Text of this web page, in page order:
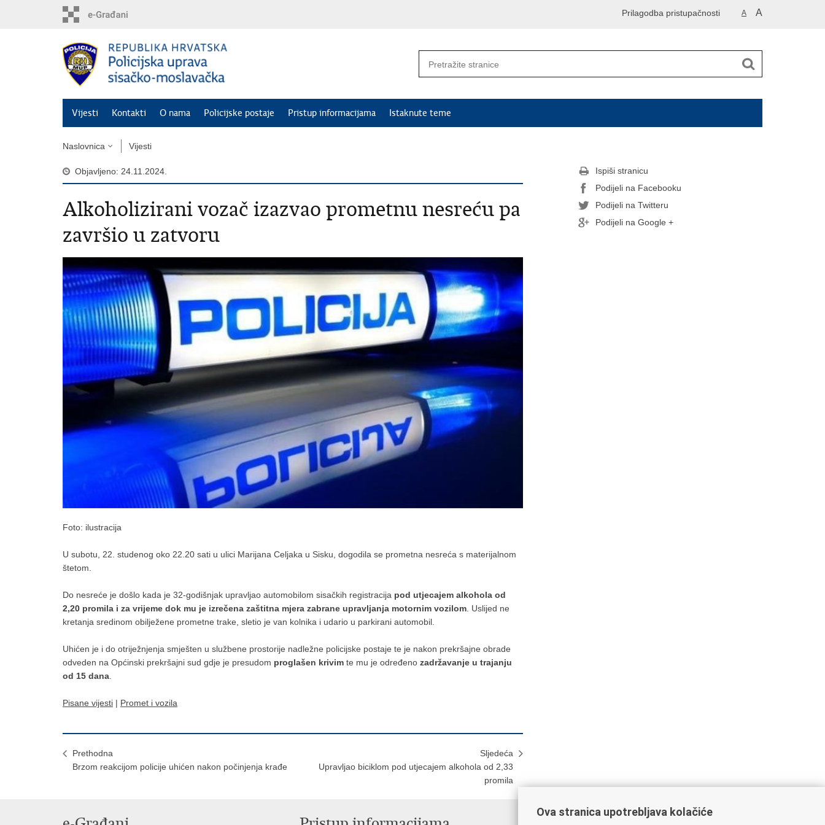
A A
Prilagodba pristupačnosti
Vijesti Kontakti O nama Policijske postaje Pristup informacijama Istaknute teme
Naslovnica Vijesti
Objavljeno: 24.11.2024.
​Alkoholizirani vozač izazvao prometnu nesreću pa
završio u zatvoru
Foto: ilustracija
U subotu, 22. studenog oko 22.20 sati u ulici Marijana Celjaka u Sisku, dogodila se prometna nesreća s materijalnom
štetom.
Do nesreće je došlo kada je 32-godišnjak upravljao automobilom sisačkih registracija pod utjecajem alkohola od
2,20 promila i za vrijeme dok mu je izrečena zaštitna mjera zabrane upravljanja motornim vozilom . Uslijed ne
kretanja sredinom obilježene prometne trake, sletio je van kolnika i udario u parkirani automobil.
Uhićen je i do otriježnjenja smješten u službene prostorije nadležne policijske postaje te je nakon prekršajne obrade
odveden na Općinski prekršajni sud gdje je presudom proglašen krivim te mu je određeno zadržavanje u trajanju
od 15 dana
Pisane vijesti | Promet i vozila
Prethodna
Brzom reakcijom policije uhićen nakon počinjenja krađe
Sljedeća
​Upravljao biciklom pod utjecajem alkohola od 2,33
promila
Ispiši stranicu
Podijeli na Facebooku
Podijeli na Twitteru
Podijeli na Google +
Ova stranica upotrebljava kolačiće